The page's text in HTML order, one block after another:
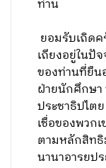
ท่าน
ยอมรับเถิด
เถียงอยู่ในปั
ของท่านที่ยื
ฝ่ายนักศึกษา
ประชาธิปไต
เชื่อของพวก
ตามหลักสิทธิ
นานาอารยป